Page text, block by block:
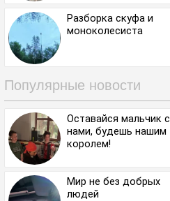
Разборка скуфа и
моноколесиста
Популярные новости
Оставайся мальчик с
нами, будешь нашим
королем!
Мир не без добрых
людей